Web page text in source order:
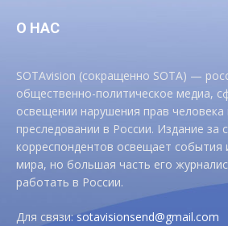
О НАС
SOTAvision (сокращенно SOTA) —
общественно-политическое медиа,
освещении нарушения прав человека
преследовании в России. Издание за
корреспондентов освещает события
мира, но большая часть его
работать в России.
Для связи:sotavisionsend@gmail.com